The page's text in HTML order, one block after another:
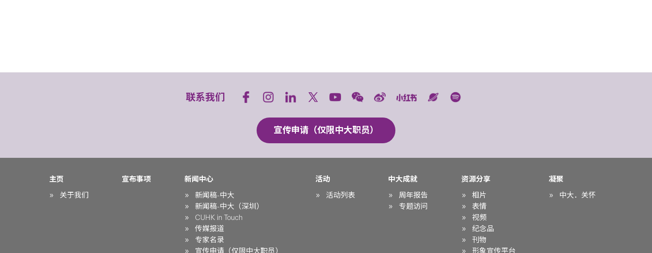
联系我们
宣传申请（仅限中大职员）
主页
关于我们
宣布事项
新闻中心
新闻稿-中大
新闻稿-中大（深圳）
CUHK in Touch
传媒报道
专家名录
宣传申请（仅限中大职员）
活动
活动列表
中大成就
周年报告
专题访问
资源分享
相片
表情
视频
纪念品
刊物
形象宣传平台
凝聚
中大．关怀